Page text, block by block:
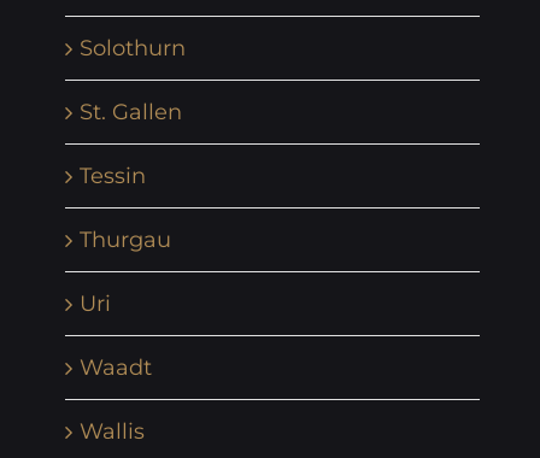
Solothurn
St. Gallen
Tessin
Thurgau
Uri
Waadt
Wallis